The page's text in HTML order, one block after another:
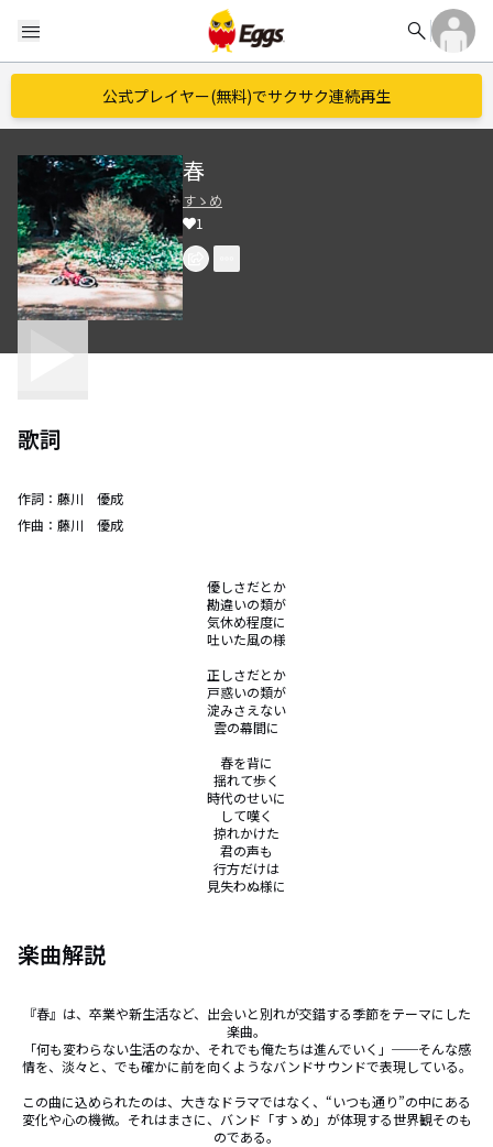
menu search
公式プレイヤー(無料)でサクサク連続再生
春
すゝめ
1
歌詞
作詞： 藤川 優成
作曲： 藤川 優成
優しさだとか
勘違いの類が
気休め程度に
吐いた風の様
正しさだとか
戸惑いの類が
淀みさえない
雲の幕間に
春を背に
揺れて歩く
時代のせいに
して嘆く
掠れかけた
君の声も
行方だけは
見失わぬ様に
楽曲解説
『春』は、卒業や新生活など、出会いと別れが交錯する季節をテーマにした
楽曲。
「何も変わらない生活のなか、それでも俺たちは進んでいく」──そんな感
情を、淡々と、でも確かに前を向くようなバンドサウンドで表現している。
この曲に込められたのは、大きなドラマではなく、“いつも通り”の中にある
変化や心の機微。それはまさに、バンド「すゝめ」が体現する世界観そのも
のである。